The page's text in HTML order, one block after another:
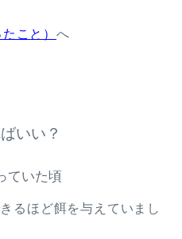
こと）へ
いい？
ていた頃
るほど餌を与えていまし